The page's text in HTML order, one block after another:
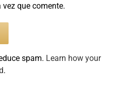
que comente.
spam. Learn how your
.